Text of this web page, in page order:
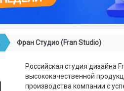
Фран Студио (Fran Studio)
Российская студия дизайна
высококачественной
производства компании с